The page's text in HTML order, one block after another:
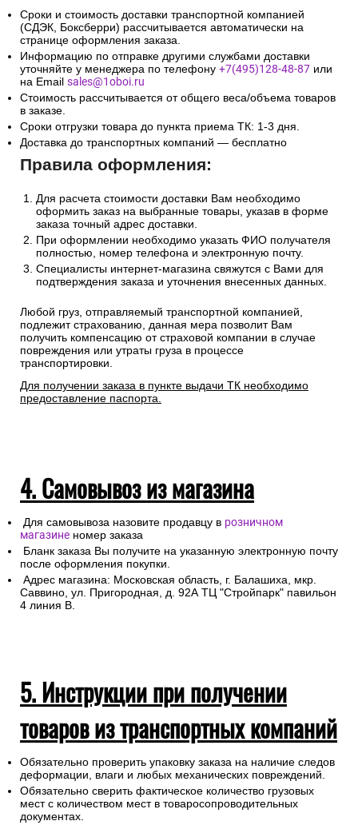
Сроки и стоимость доставки транспортной компанией
(СДЭК, Боксберри) рассчитывается автоматически на
странице оформления заказа.
Информацию по отправке другими службами доставки
уточняйте у менеджера по телефону +7(495)128-48-87 или
на Email sales@1oboi.ru
Стоимость рассчитывается от общего веса/объема товаров
в заказе.
Сроки отгрузки товара до пункта приема ТК: 1-3 дня.
Доставка до транспортных компаний — бесплатно
Правила оформления:
Для расчета стоимости доставки Вам необходимо
оформить заказ на выбранные товары, указав в форме
заказа точный адрес доставки.
При оформлении необходимо указать ФИО получателя
полностью, номер телефона и электронную почту.
Специалисты интернет-магазина свяжутся с Вами для
подтверждения заказа и уточнения внесенных данных.
Любой груз, отправляемый транспортной компанией,
подлежит страхованию, данная мера позволит Вам
получить компенсацию от страховой компании в случае
повреждения или утраты груза в процессе
транспортировки.
Для получении заказа в пункте выдачи ТК необходимо
предоставление паспорта.
4. Самовывоз из магазина
Для самовывоза назовите продавцу в розничном
магазине номер заказа
Бланк заказа Вы получите на указанную электронную почту
после оформления покупки.
Адрес магазина: Московская область, г. Балашиха, мкр.
Саввино, ул. Пригородная, д. 92А ТЦ "Стройпарк" павильон
4 линия В.
5. Инструкции при получении
товаров из транспортных компаний
Обязательно проверить упаковку заказа на наличие следов
деформации, влаги и любых механических повреждений.
Обязательно сверить фактическое количество грузовых
мест с количеством мест в товаросопроводительных
документах.